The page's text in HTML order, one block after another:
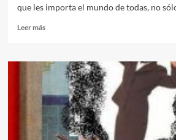
que les importa el mundo de todas, no
Leer másLeer
Las
estrategias
«generismo»